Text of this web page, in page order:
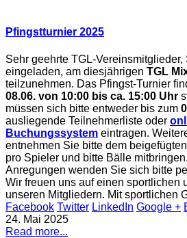
Pfingstturnier 2025
Sehr geehrte TGL-
eingeladen, am diesjährigen TGL
teilzunehmen. Das Pfingst-Turnier
08.06. von 10:00 bis ca. 15:00 Uhr
müssen sich bitte entweder bis zum
ausliegende Teilnehmerliste oder
Buchungssystem eintragen.
entnehmen Sie bitte dem beigefügten
pro Spieler und bitte Bälle
Anregungen wenden Sie sich bitte
Wir freuen uns auf einen sportlichen
unseren Mitgliedern. Mit sportlichen
Facebook Twitter LinkedIn Google +
24. Mai 2025
Read more...